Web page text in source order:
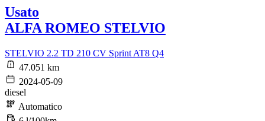
Usato
ALFA ROMEO STELVIO
STELVIO 2.2 TD 210 CV Sprint AT8 Q4
47.051 km
2024-05-09
diesel
Automatico